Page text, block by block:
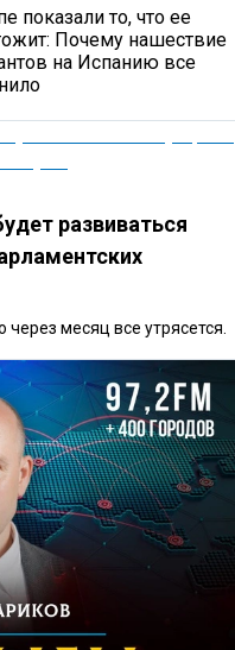
показали то, что ее
Почему нашествие
на Испанию все
развиваться
месяц все утрясется.